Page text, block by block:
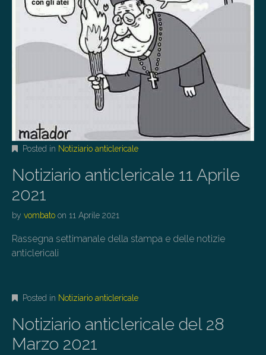
Posted in Notiziario anticlericale
Notiziario anticlericale 11 Aprile
2021
by vombato on 11 Aprile 2021
Rassegna settimanale della stampa e delle notizie
anticlericali
Posted in Notiziario anticlericale
Notiziario anticlericale del 28
Marzo 2021